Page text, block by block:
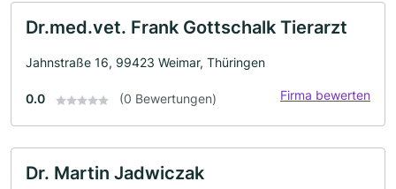
Dr.med.vet. Frank Gottschalk Tierarzt
Jahnstraße 16, 99423 Weimar, Thüringen
0.0 (0 Bewertungen) Firma bewerten
Dr. Martin Jadwiczak